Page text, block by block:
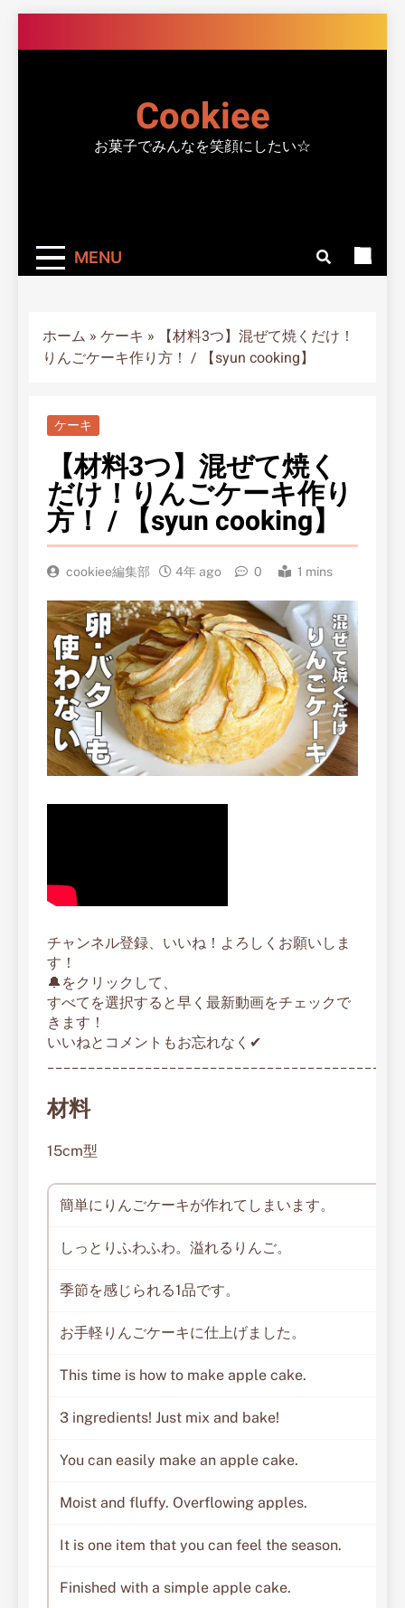
to
Cookiee
お菓子でみんなを笑顔にしたい☆
MENU
ホーム » ケーキ »
【材料3つ】混ぜて焼くだけ！
りんごケーキ作り方！ / 【syun cooking】
ケーキ
【材料3つ】混ぜて焼く
だけ！りんごケーキ作り
方！ / 【syun cooking】
cookiee編集部 4年 ago 0 1 mins
チャンネル登録、いいね！よろしくお願いしま
す！
🔔をクリックして、
すべてを選択すると早く最新動画をチェックで
きます！
いいねとコメントもお忘れなく✔︎
材料
15cm型
簡単にりんごケーキが作れてしまいます。
しっとりふわふわ。溢れるりんご。
季節を感じられる1品です。
お手軽りんごケーキに仕上げました。
This time is how to make apple cake.
3 ingredients! Just mix and bake!
You can easily make an apple cake.
Moist and fluffy. Overflowing apples.
It is one item that you can feel the season.
Finished with a simple apple cake.